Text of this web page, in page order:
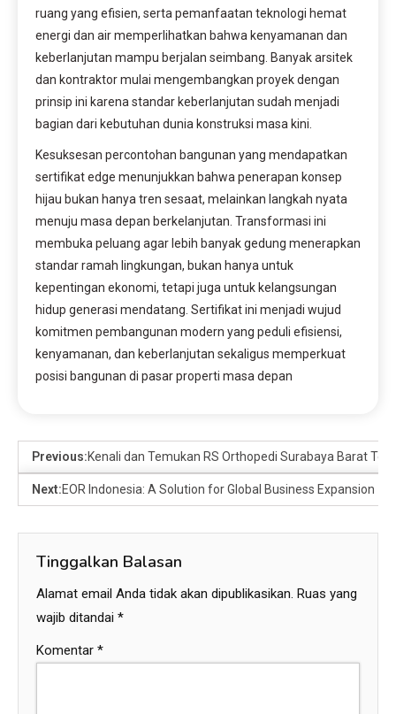
ruang yang efisien, serta pemanfaatan teknologi hemat
energi dan air memperlihatkan bahwa kenyamanan dan
keberlanjutan mampu berjalan seimbang. Banyak arsitek
dan kontraktor mulai mengembangkan proyek dengan
prinsip ini karena standar keberlanjutan sudah menjadi
bagian dari kebutuhan dunia konstruksi masa kini.
Kesuksesan percontohan bangunan yang mendapatkan
sertifikat edge menunjukkan bahwa penerapan konsep
hijau bukan hanya tren sesaat, melainkan langkah nyata
menuju masa depan berkelanjutan. Transformasi ini
membuka peluang agar lebih banyak gedung menerapkan
standar ramah lingkungan, bukan hanya untuk
kepentingan ekonomi, tetapi juga untuk kelangsungan
hidup generasi mendatang. Sertifikat ini menjadi wujud
komitmen pembangunan modern yang peduli efisiensi,
kenyamanan, dan keberlanjutan sekaligus memperkuat
posisi bangunan di pasar properti masa depan
Previous:Kenali dan Temukan RS Orthopedi Surabaya Barat
Next:EOR Indonesia: A Solution for Global Business Expansion
Tinggalkan Balasan
Alamat email Anda tidak akan dipublikasikan. Ruas yang
wajib ditandai *
Komentar *